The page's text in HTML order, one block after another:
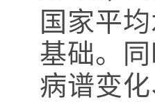
国家平
基础。
病谱变